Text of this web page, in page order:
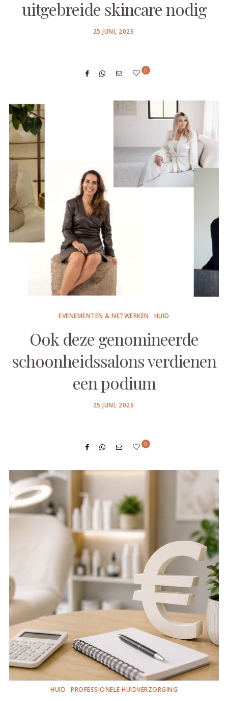
uitgebreide skincare nodig
POSTED
25 JUNI, 2026
0
EVENEMENTEN & NETWERKEN HUID
Ook deze genomineerde
schoonheidssalons verdienen
een podium
POSTED
25 JUNI, 2026
0
HUID PROFESSIONELE HUIDVERZORGING